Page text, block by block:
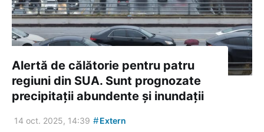
Alertă de călătorie pentru patru
regiuni din SUA. Sunt prognozate
precipitații abundente și inundații
14 oct. 2025, 14:39 #Extern